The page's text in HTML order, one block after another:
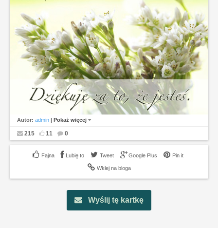
Autor: admin | Pokaż więcej
215 11 0
Lubię to Tweet Google Plus Pin it
Wklej na bloga
Wyślij tę kartkę